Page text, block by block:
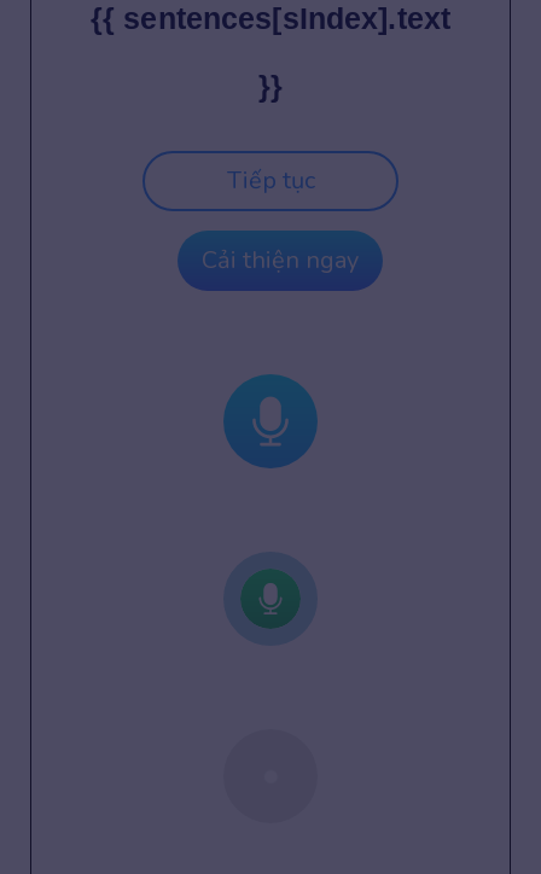
{{ sentences[sIndex].text
}}
Tiếp tục
Cải thiện ngay